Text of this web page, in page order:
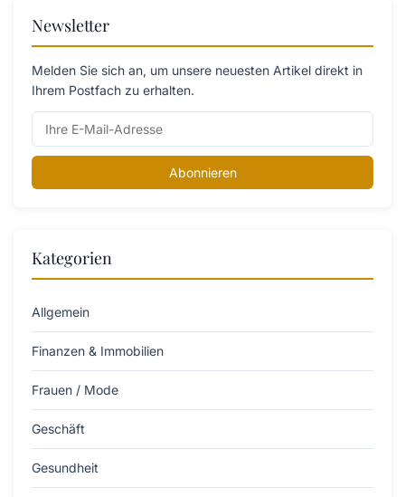
Newsletter
Melden Sie sich an, um unsere neuesten Artikel direkt in
Ihrem Postfach zu erhalten.
Abonnieren
Kategorien
Allgemein
Finanzen & Immobilien
Frauen / Mode
Geschäft
Gesundheit